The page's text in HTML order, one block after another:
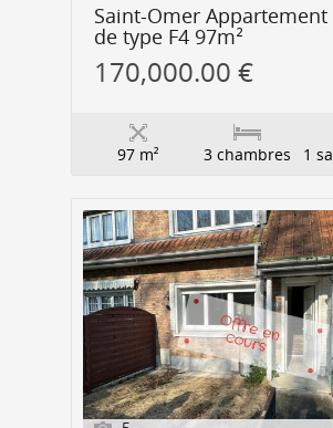
Saint-Omer
de type F4 97m²
170,000.00 €
97 m² 3 chambres 1